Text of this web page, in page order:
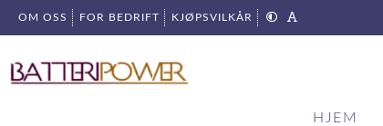
OM OSS FOR BEDRIFT KJØPSVILKÅR
HJEM